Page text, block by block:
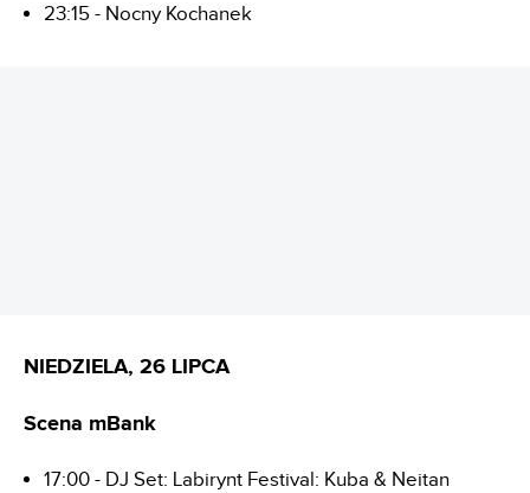
23:15 - Nocny Kochanek
NIEDZIELA, 26 LIPCA
Scena mBank
17:00 - DJ Set: Labirynt Festival: Kuba & Neitan